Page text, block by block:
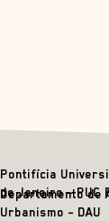
Pontifícia
de Janeiro – PUC
Departamento de
Urbanismo – DAU